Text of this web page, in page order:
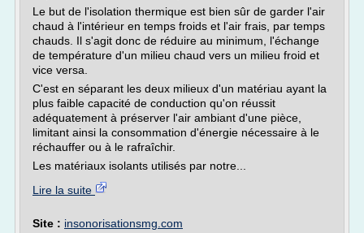
Le but de l'isolation thermique est bien sûr de garder l'air
chaud à l'intérieur en temps froids et l'air frais, par temps
chauds. Il s'agit donc de réduire au minimum, l'échange
de température d'un milieu chaud vers un milieu froid et
vice versa.
C'est en séparant les deux milieux d'un matériau ayant la
plus faible capacité de conduction qu'on réussit
adéquatement à préserver l'air ambiant d'une pièce,
limitant ainsi la consommation d'énergie nécessaire à le
réchauffer ou à le rafraîchir.
Les matériaux isolants utilisés par notre...
Lire la suite
Site : insonorisationsmg.com